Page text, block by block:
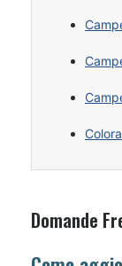
Domande